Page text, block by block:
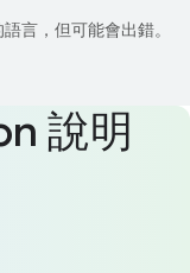
言，但可能會出錯。
說明